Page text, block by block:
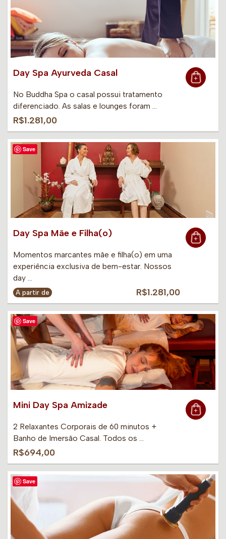
Day Spa Ayurveda Casal
No Buddha Spa o casal possui tratamento
diferenciado. As salas e lounges foram …
R$1.281,00
Save
Day Spa Mãe e Filha(o)
Momentos marcantes mãe e filha(o) em uma
experiência exclusiva de bem-estar. Nossos
day …
A partir de R$1.281,00
Save
Mini Day Spa Amizade
2 Relaxantes Corporais de 60 minutos +
Banho de Imersão Casal. Todos os …
R$694,00
Save